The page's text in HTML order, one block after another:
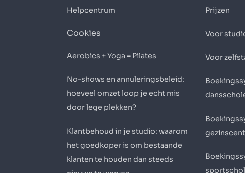
Helpcentrum
Cookies
Aerobics + Yoga = Pilates
No-shows en annuleringsbeleid:
hoeveel omzet loop je echt mis
door lege plekken?
Klantbehoud in je studio: waarom
het goedkoper is om bestaande
klanten te houden dan steeds
Prijzen
Voor
Voor